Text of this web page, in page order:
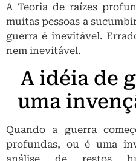
A Teoria de raízes
muitas pessoas a
guerra é inevitável.
nem inevitável.
A idéia de
uma
Quando a guerra
profundas, ou é uma